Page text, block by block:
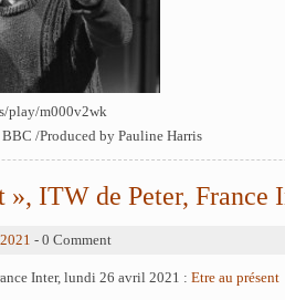
play/m000v2wk
/Produced by Pauline Harris
», ITW de Peter, France
- 0 Comment
Inter, lundi 26 avril 2021 : Etre au présent